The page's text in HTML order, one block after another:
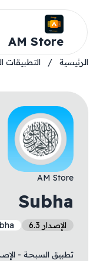
AM Store
الرئيسية / التطبيقات
AM Store
Subha
الإصدار 6.3
تطبيق السبحة -